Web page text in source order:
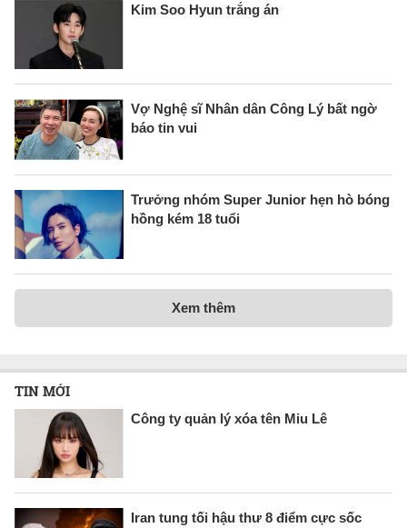
Kim Soo Hyun trắng án
Vợ Nghệ sĩ Nhân dân Công Lý bất ngờ
báo tin vui
Trưởng nhóm Super Junior hẹn hò bóng
hồng kém 18 tuổi
Xem thêm
TIN MỚI
Công ty quản lý xóa tên Miu Lê
Iran tung tối hậu thư 8 điểm cực sốc